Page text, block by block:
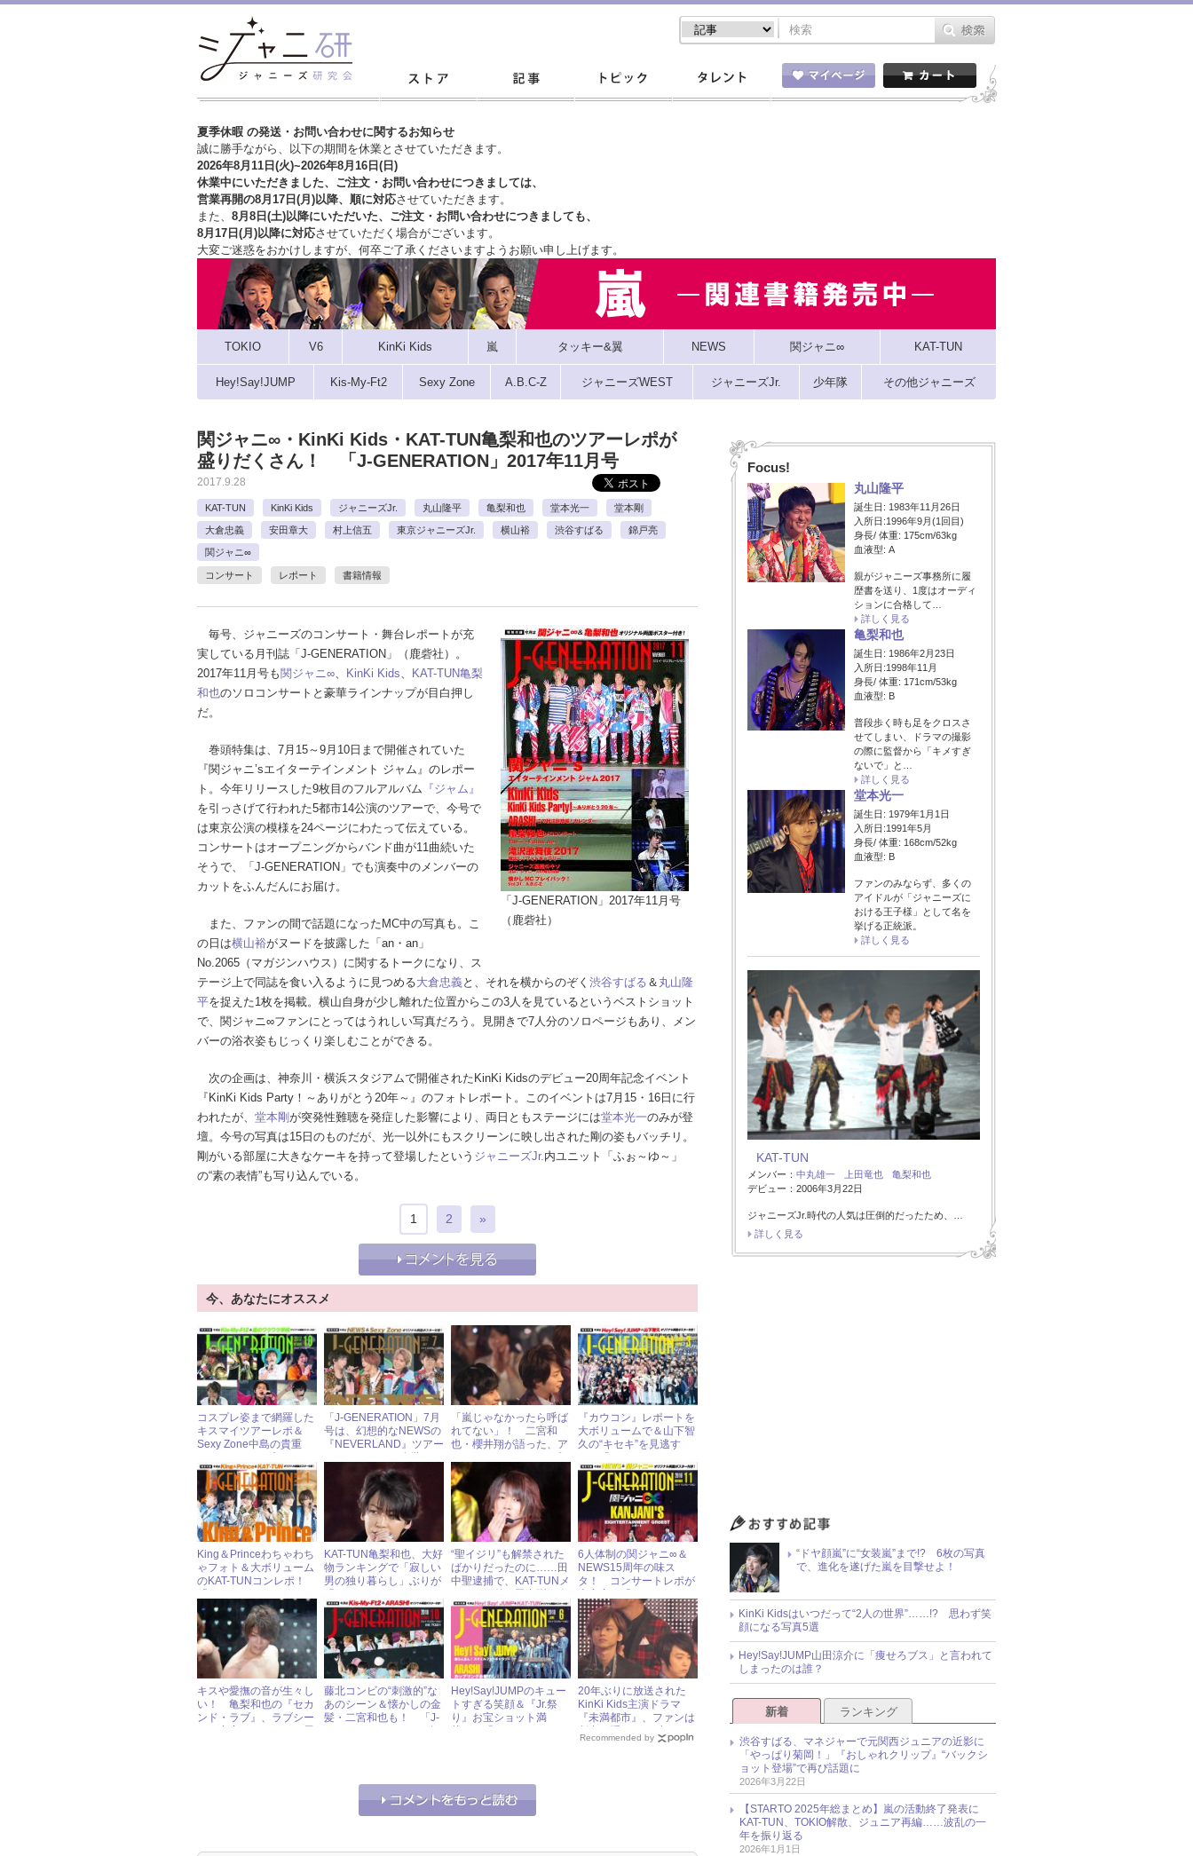
夏季休暇 の発送・お問い合わせに関するお知らせ
誠に勝手ながら、以下の期間を休業とさせていただきます。
2026年8月11日(火)~2026年8月16日(日)
休業中にいただきました、ご注文・お問い合わせにつきましては、
営業再開の8月17日(月)以降、順に対応させていただきます。
また、 8月8日(土)以降にいただいた、ご注文・ お問い合わせにつきましても、
8月17日(月)以降に対応させていただく場合がございます。
大変ご迷惑をおかけしますが、 何卒ご了承くださいますようお願い申し上げます。
TOKIO V6 KinKi Kids 嵐 タッキー&翼 NEWS 関ジャニ∞ KAT-TUN
Hey!Say!JUMP Kis-My-Ft2 Sexy Zone A.B.C-Z ジャニーズWEST ジャニーズJr. 少年隊 その他ジャニーズ
関ジャニ∞・KinKi Kids・KAT-TUN亀梨和也のツアーレポが
盛りだくさん！ 「J-GENERATION」2017年11月号
2017.9.28
KAT-TUN KinKi Kids ジャニーズJr. 丸山隆平 亀梨和也 堂本光一 堂本剛
大倉忠義 安田章大 村上信五 東京ジャニーズJr. 横山裕 渋谷すばる 錦戸亮
関ジャニ∞
コンサート レポート 書籍情報
「J-GENERATION」2017年11月号
（鹿砦社）
毎号、ジャニーズのコンサート・舞台レポートが充
実している月刊誌「J-GENERATION」（鹿砦社）。
2017年11月号も 関ジャニ∞、 KinKi Kids、 KAT-TUN亀梨
和也のソロコンサートと豪華ラインナップが目白押し
だ。
巻頭特集は、7月15～9月10日まで開催されていた
『関ジャニ’sエイターテインメント ジャム』のレポー
ト。今年リリースした9枚目のフルアルバム 『ジャム』
を引っさげて行われた5都市14公演のツアーで、今号で
は東京公演の模様を24ページにわたって伝えている。
コンサートはオープニングからバンド曲が11曲続いた
そうで、「J-GENERATION」でも演奏中のメンバーの
カットをふんだんにお届け。
また、ファンの間で話題になったMC中の写真も。こ
の日は横山裕がヌードを披露した「an・an」
No.2065（マガジンハウス）に関するトークになり、ス
テージ上で同誌を食い入るように見つめる大倉忠義 と、それを横からのぞく 渋谷すばる ＆ 丸山隆
平を捉えた1枚を掲載。横山自身が少し離れた位置からこの3人を見ているというベストショット
で、関ジャニ∞ファンにとってはうれしい写真だろう。見開きで7人分のソロページもあり、メン
バーの浴衣姿もじっくり楽しむことができる。
次の企画は、神奈川・横浜スタジアムで開催されたKinKi Kidsのデビュー20周年記念イベント
『KinKi Kids Party！～ありがとう20年～』のフォトレポート。このイベントは7月15・16日に行
われたが、 堂本剛 が突発性難聴を発症した影響により、両日ともステージには堂本光一のみが登
壇。今号の写真は15日のものだが、光一以外にもスクリーンに映し出された剛の姿もバッチリ。
剛がいる部屋に大きなケーキを持って登場したという ジャニーズJr.内ユニット「ふぉ～ゆ～」
の“素の表情”も写り込んでいる。
1 2 »
今、あなたにオススメ
コスプレ姿まで網羅した
キスマイツアーレポ＆
Sexy Zone中島の貴重
「J-GENERATION」
2017年10月号
「J-GENERATION」7月
号は、幻想的なNEWSの
『NEVERLAND』ツアー
姿”を最速レポート！
「嵐じゃなかったら呼ば
れてない」！ 二宮和
也・櫻井翔が語った、ア
ライド”
『カウコン』レポートを
大ボリュームで＆山下智
久の“キセキ”を見逃す
GENERATION」2019年
3月号
King＆Princeわちゃわち
ゃフォト＆大ボリューム
のKAT-TUNコンレポ！
2019年1月号
KAT-TUN亀梨和也、大好
物ランキングで「寂しい
男の独り暮らし」ぶりが
“聖イジリ”も解禁された
ばかりだったのに……田
中聖逮捕で、KAT-TUNメ
後は!?
6人体制の関ジャニ∞＆
NEWS15周年の味ス
タ！ コンサートレポが
GENERATION」2018年
11月号
キスや愛撫の音が生々し
い！ 亀梨和也の『セカ
ンド・ラブ』、ラブシー
藤北コンビの“刺激的”な
あのシーン＆懐かしの金
髪・二宮和也も！ 「J-
Hey!Say!JUMPのキュー
トすぎる笑顔＆『Jr.祭
り』お宝ショット満
20年ぶりに放送された
KinKi Kids主演ドラマ
『未満都市』、ファンは
タ”に夢中!?
Recommended by
Focus!
丸山隆平
誕生日: 1983年11月26日
入所日:1996年9月(1回目)
身長/ 体重: 175cm/63kg
血液型: A
親がジャニーズ事務所に履
歴書を送り、1度はオーディ
ションに合格して…
詳しく見る
亀梨和也
誕生日: 1986年2月23日
入所日:1998年11月
身長/ 体重: 171cm/53kg
血液型: B
普段歩く時も足をクロスさ
せてしまい、ドラマの撮影
の際に監督から「キメすぎ
ないで」と…
詳しく見る
堂本光一
誕生日: 1979年1月1日
入所日:1991年5月
身長/ 体重: 168cm/52kg
血液型: B
ファンのみならず、多くの
アイドルが「ジャニーズに
おける王子様」として名を
挙げる正統派。
詳しく見る
KAT-TUN
メンバー： 中丸雄一 上田竜也
亀梨和也
デビュー：2006年3月22日
ジャニーズJr.時代の人気は圧倒的だったため、…
詳しく見る
“ドヤ顔嵐”に“女装嵐”まで!? 6枚の写真
で、進化を遂げた嵐を目撃せよ！
KinKi Kidsはいつだって“2人の世界”……!? 思わず笑
顔になる写真5選
Hey!Say!JUMP山田涼介に「痩せろブス」と言われて
しまったのは誰？
新着 ランキング
渋谷すばる、マネジャーで元関西ジュニアの近影に
「やっぱり菊岡！」『おしゃれクリップ』“バックシ
ョット登場”で再び話題に
2026年3月22日
【STARTO 2025年総まとめ】嵐の活動終了発表に
KAT-TUN、TOKIO解散、ジュニア再編……波乱の一
年を振り返る
2026年1月1日